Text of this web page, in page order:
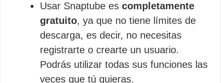
Usar Snaptube es completamente
gratuito, ya que no tiene límites de
descarga, es decir, no necesitas
registrarte o crearte un usuario.
Podrás utilizar todas sus funciones las
veces que tú quieras.